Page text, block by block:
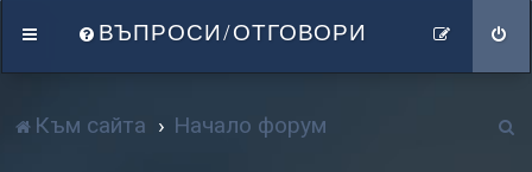
ВЪПРОСИ/ОТГОВОРИ
Към сайта Начало форум